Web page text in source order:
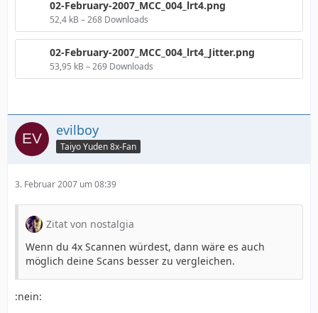
02-February-2007_MCC_004_lrt4.png
52,4 kB – 268 Downloads
02-February-2007_MCC_004_lrt4_Jitter.png
53,95 kB – 269 Downloads
evilboy
Taiyo Yuden 8x-Fan
3. Februar 2007 um 08:39
Zitat von nostalgia
Wenn du 4x Scannen würdest, dann wäre es auch
möglich deine Scans besser zu vergleichen.
:nein: